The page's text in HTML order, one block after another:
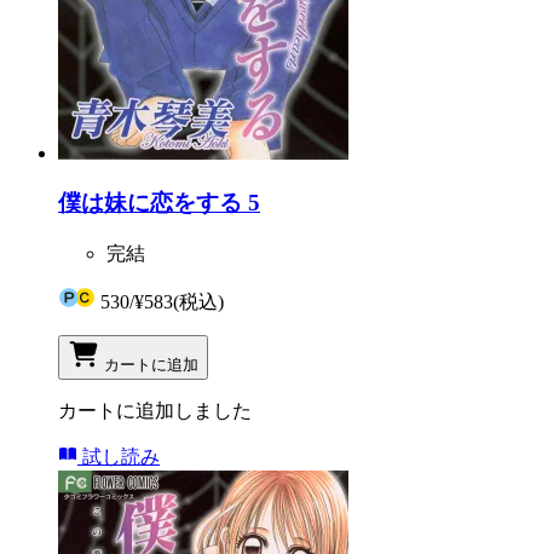
僕は妹に恋をする 5
完結
530/¥583(税込)
カートに追加
カートに追加しました
試し読み